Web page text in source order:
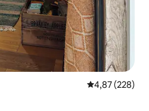
Évaluation
4,87 (228)